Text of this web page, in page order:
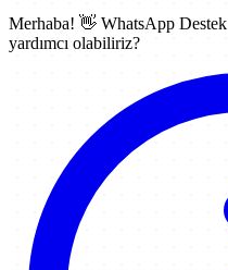
Merhaba! 👋 WhatsApp Destek
yardımcı olabiliriz?